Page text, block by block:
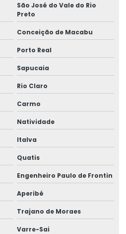
de janeiro
catarina
rolante em am
rolante araquari
rolante caxias do sul
rolante itajaí
rolante jaraguá do sul
São José do Vale do Rio
Preto
Conceição de Macabu
Porto Real
Sapucaia
Rio Claro
Carmo
Natividade
Italva
Quatis
Engenheiro Paulo de Frontin
Aperibé
Trajano de Moraes
Varre-Sai